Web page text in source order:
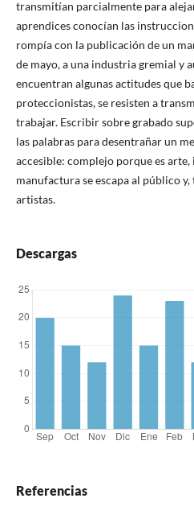
transmitían parcialmente para
aprendices conocían las
rompía con la publicación de un
de mayo, a una industria gremial y
encuentran algunas actitudes que
proteccionistas, se resisten a
trabajar. Escribir sobre grabado
las palabras para desentrañar un
accesible: complejo porque es
manufactura se escapa al público
artistas.
Descargas
Referencias